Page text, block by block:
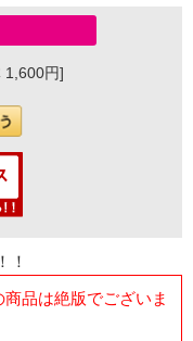
円]
！
品は絶版でございま